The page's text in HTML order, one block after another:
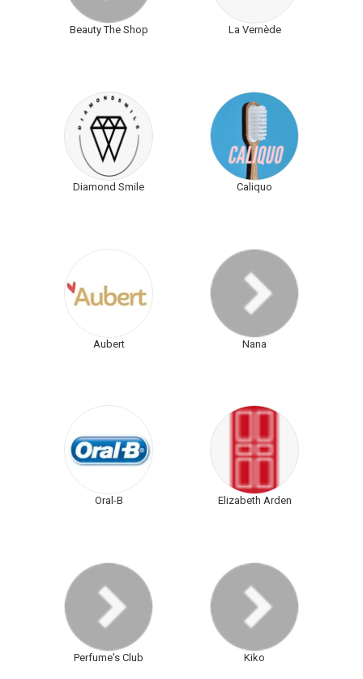
Beauty The Shop La Vernède
Diamond Smile Caliquo
Aubert Nana
Oral-B Elizabeth Arden
Perfume's Club Kiko